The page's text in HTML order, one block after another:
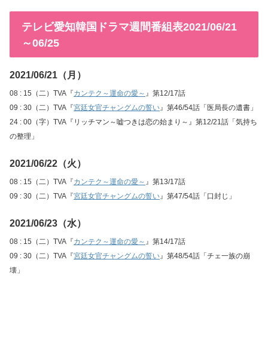
テレビ愛知韓国ドラマ週間番組表2021/06/21
～06/25
2021/06/21（月）
08 : 15（二）TVA『カンテク～運命の愛～ 』第12/17話
09 : 30（二）TVA『宮廷女官チャングムの誓い 』第46/54話「医局長の遺書」
24 : 00（字）TVA『リッチマン～嘘つきは恋の始まり～』第12/21話「気持ち
の整理」
2021/06/22（火）
08 : 15（二）TVA『カンテク～運命の愛～ 』第13/17話
09 : 30（二）TVA『宮廷女官チャングムの誓い 』第47/54話「口封じ」
2021/06/23（水）
08 : 15（二）TVA『カンテク～運命の愛～ 』第14/17話
09 : 30（二）TVA『宮廷女官チャングムの誓い 』第48/54話「チェ一族の崩
壊」